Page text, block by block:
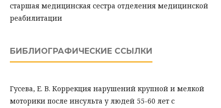
старшая медицинская сестра отделения медицинской
реабилитации
БИБЛИОГРАФИЧЕСКИЕ ССЫЛКИ
Гусева, Е. В. Коррекция нарушений крупной и мелкой
моторики после инсульта у людей 55-60 лет с